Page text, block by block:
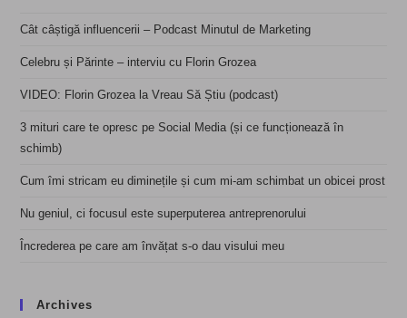
Cât câștigă influencerii – Podcast Minutul de Marketing
Celebru și Părinte – interviu cu Florin Grozea
VIDEO: Florin Grozea la Vreau Să Știu (podcast)
3 mituri care te opresc pe Social Media (și ce funcționează în
schimb)
Cum îmi stricam eu diminețile și cum mi-am schimbat un obicei prost
Nu geniul, ci focusul este superputerea antreprenorului
Încrederea pe care am învățat s-o dau visului meu
Archives